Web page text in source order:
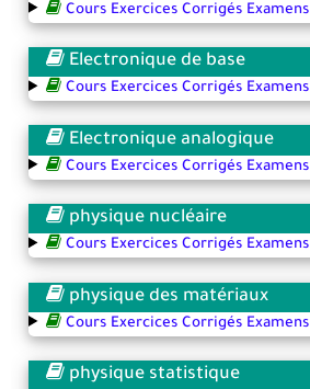
Cours Exercices Corrigés Examens
Electronique de base
Cours Exercices Corrigés Examens
Electronique analogique
Cours Exercices Corrigés Examens
physique nucléaire
Cours Exercices Corrigés Examens
physique des matériaux
Cours Exercices Corrigés Examens
physique statistique